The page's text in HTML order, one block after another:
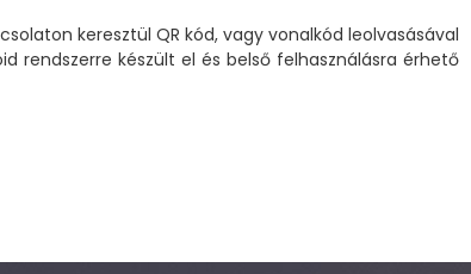
keresztül QR kód, vagy vonalkód leolvasásával
rendszerre készült el és belső felhasználásra érhető